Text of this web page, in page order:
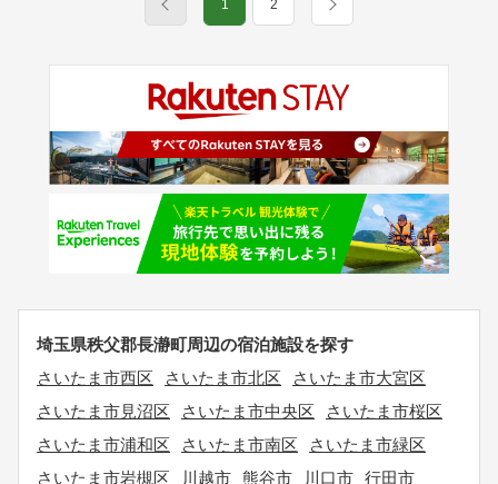
1 2
埼玉県秩父郡長瀞町周辺の宿泊施設を探す
さいたま市西区
さいたま市北区
さいたま市大宮区
さいたま市見沼区
さいたま市中央区
さいたま市桜区
さいたま市浦和区
さいたま市南区
さいたま市緑区
さいたま市岩槻区
川越市 熊谷市 川口市 行田市